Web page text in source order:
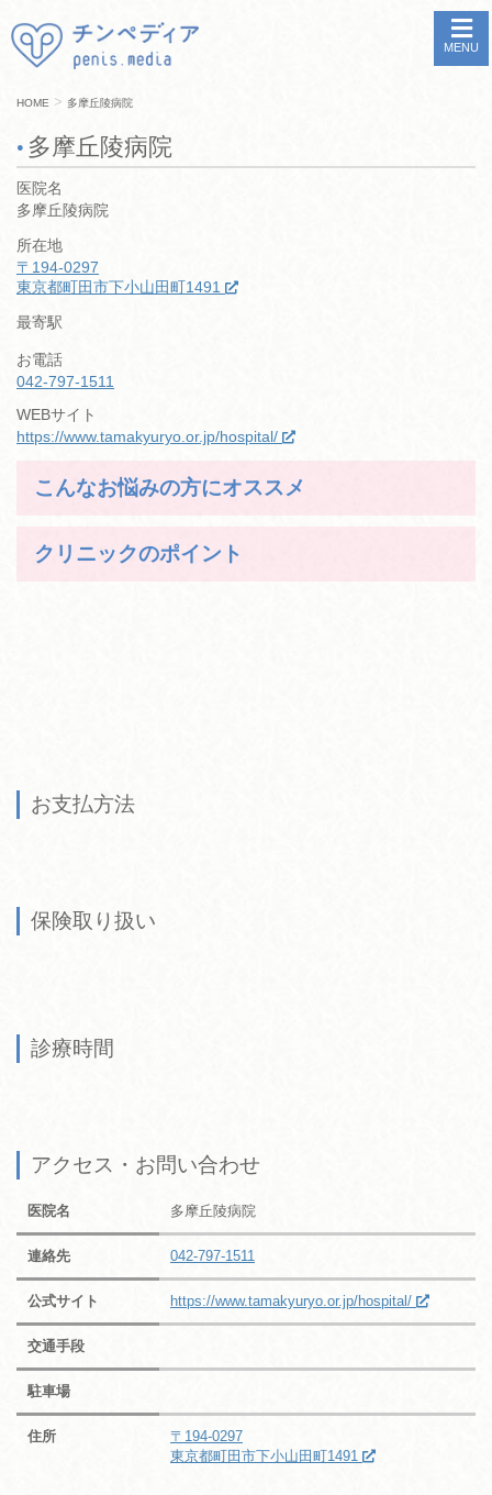
MENU
HOME > 多摩丘陵病院
多摩丘陵病院
医院名
多摩丘陵病院
所在地
〒194-0297
東京都町田市下小山田町1491
最寄駅
お電話
042-797-1511
WEBサイト
https://www.tamakyuryo.or.jp/hospital/
こんなお悩みの方にオススメ
クリニックのポイント
お支払方法
保険取り扱い
診療時間
アクセス・お問い合わせ
医院名 多摩丘陵病院
連絡先 042-797-1511
公式サイト https://www.tamakyuryo.or.jp/hospital/
交通手段
駐車場
住所
〒194-0297
東京都町田市下小山田町1491